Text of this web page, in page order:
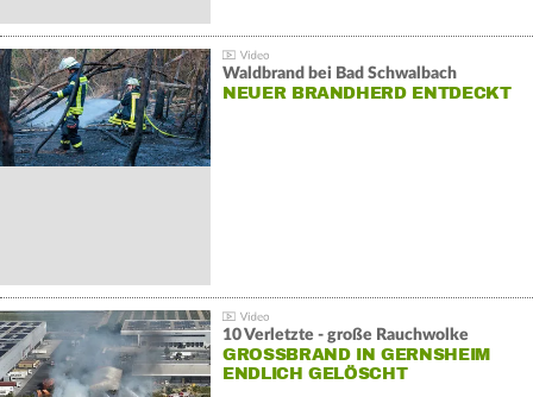
Waldbrand bei Bad Schwalbach
NEUER BRANDHERD ENTDECKT
10 Verletzte - große Rauchwolke
GROSSBRAND IN GERNSHEIM E
NDLICH GELÖSCHT